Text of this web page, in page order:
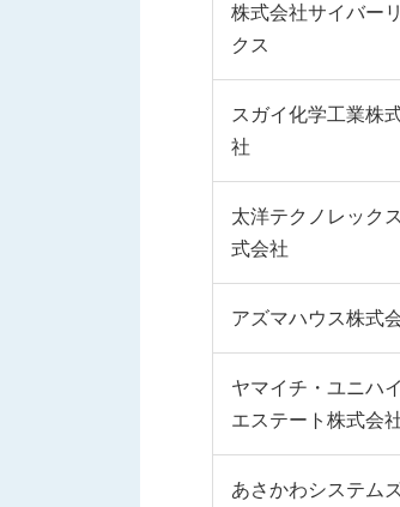
株式会社サイバー
クス
スガイ化学工業株
社
太洋テクノレック
式会社
アズマハウス株式
ヤマイチ・ユニハ
エステート株式会
あさかわシステム